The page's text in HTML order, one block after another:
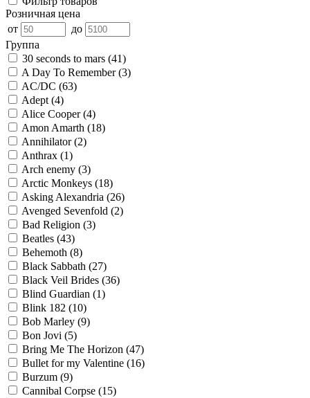
Розничная цена
от
до
Группа
30 seconds to mars (41)
A Day To Remember(3)
AC/DC (63)
Adept(4)
Alice Cooper(4)
Amon Amarth (18)
Annihilator(2)
Anthrax (1)
Arch enemy (3)
Arctic Monkeys (18)
Asking Alexandria (26)
Avenged Sevenfold (2)
Bad Religion (3)
Beatles (43)
Behemoth (8)
Black Sabbath (27)
Black Veil Brides (36)
Blind Guardian (1)
Blink 182 (10)
Bob Marley (9)
Bon Jovi (5)
Bring Me The Horizon (47)
Bullet for my Valentine (16)
Burzum (9)
Cannibal Corpse (15)